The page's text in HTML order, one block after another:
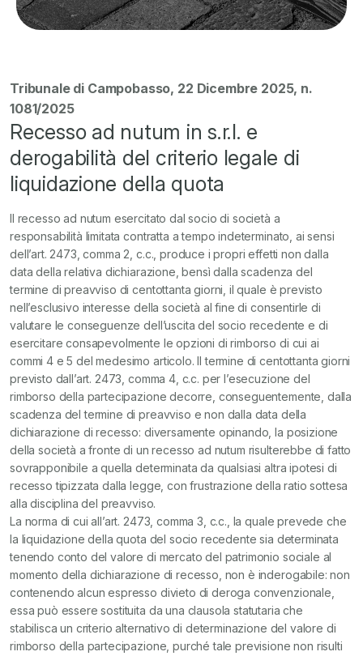
Tribunale di Campobasso, 22 Dicembre 2025, n.
1081/2025
Recesso ad nutum in s.r.l. e
derogabilità del criterio legale di
liquidazione della quota
Il recesso ad nutum esercitato dal socio di società a
responsabilità limitata contratta a tempo indeterminato, ai sensi
dell’art. 2473, comma 2, c.c., produce i propri effetti non dalla
data della relativa dichiarazione, bensì dalla scadenza del
termine di preavviso di centottanta giorni, il quale è previsto
nell’esclusivo interesse della società al fine di consentirle di
valutare le conseguenze dell’uscita del socio recedente e di
esercitare consapevolmente le opzioni di rimborso di cui ai
commi 4 e 5 del medesimo articolo. Il termine di centottanta giorni
previsto dall’art. 2473, comma 4, c.c. per l’esecuzione del
rimborso della partecipazione decorre, conseguentemente, dalla
scadenza del termine di preavviso e non dalla data della
dichiarazione di recesso: diversamente opinando, la posizione
della società a fronte di un recesso ad nutum risulterebbe di fatto
sovrapponibile a quella determinata da qualsiasi altra ipotesi di
recesso tipizzata dalla legge, con frustrazione della ratio sottesa
alla disciplina del preavviso.
La norma di cui all’art. 2473, comma 3, c.c., la quale prevede che
la liquidazione della quota del socio recedente sia determinata
tenendo conto del valore di mercato del patrimonio sociale al
momento della dichiarazione di recesso, non è inderogabile: non
contenendo alcun espresso divieto di deroga convenzionale,
essa può essere sostituita da una clausola statutaria che
stabilisca un criterio alternativo di determinazione del valore di
rimborso della partecipazione, purché tale previsione non risulti